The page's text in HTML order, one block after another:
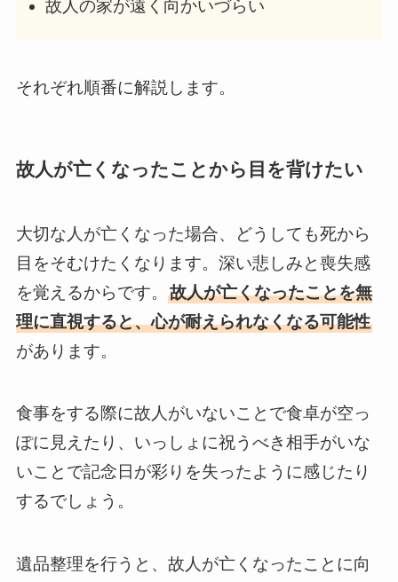
故人の家が遠く向かいづらい
それぞれ順番に解説します。
故人が亡くなったことから目を背けたい
大切な人が亡くなった場合、どうしても死から
目をそむけたくなります。深い悲しみと喪失感
を覚えるからです。 故人が亡くなったことを無
理に直視すると、心が耐えられなくなる可能性
があります。
食事をする際に故人がいないことで食卓が空っ
ぽに見えたり、いっしょに祝うべき相手がいな
いことで記念日が彩りを失ったように感じたり
するでしょう。
遺品整理を行うと、故人が亡くなったことに向